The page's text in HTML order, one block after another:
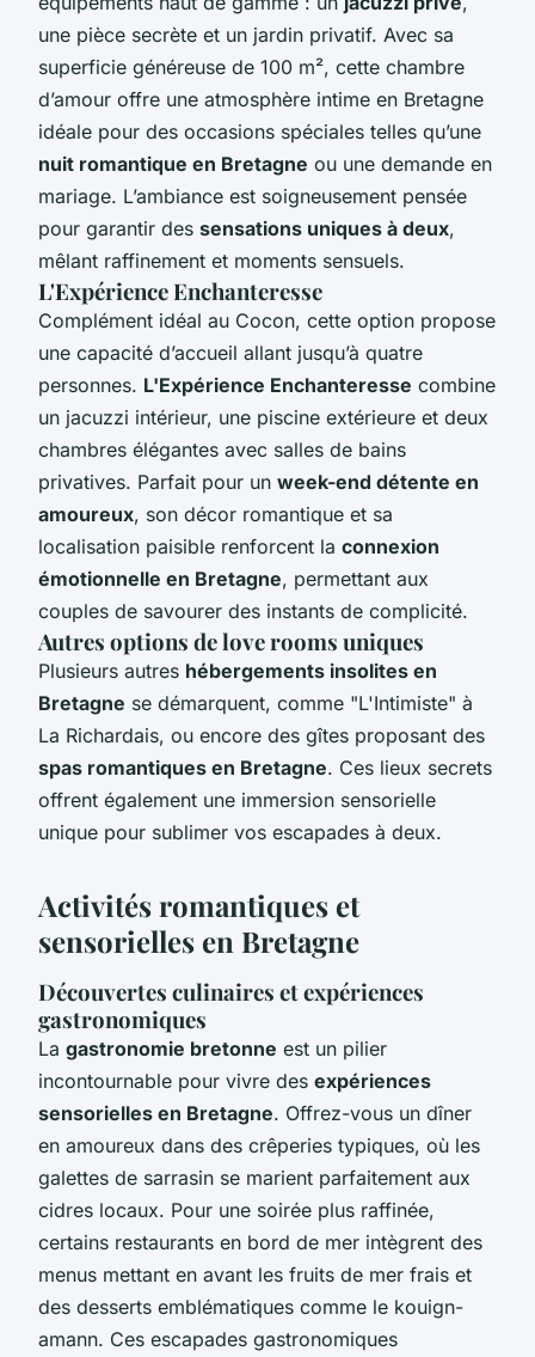
une pièce secrète et un jardin privatif. Avec sa
superficie généreuse de 100 m², cette chambre
d’amour offre une atmosphère intime en Bretagne
idéale pour des occasions spéciales telles qu’une
nuit romantique en Bretagne ou une demande en
mariage. L’ambiance est soigneusement pensée
pour garantir des sensations uniques à deux,
mêlant raffinement et moments sensuels.
L'Expérience Enchanteresse
Complément idéal au Cocon, cette option propose
une capacité d’accueil allant jusqu’à quatre
personnes. L'Expérience Enchanteresse combine
un jacuzzi intérieur, une piscine extérieure et deux
chambres élégantes avec salles de bains
privatives. Parfait pour un week-end détente en
amoureux, son décor romantique et sa
localisation paisible renforcent la connexion
émotionnelle en Bretagne, permettant aux
couples de savourer des instants de complicité.
Autres options de love rooms uniques
Plusieurs autres hébergements insolites en
Bretagne se démarquent, comme "L'Intimiste" à
La Richardais, ou encore des gîtes proposant des
spas romantiques en Bretagne. Ces lieux secrets
offrent également une immersion sensorielle
unique pour sublimer vos escapades à deux.
Activités romantiques et
sensorielles en Bretagne
Découvertes culinaires et expériences
gastronomiques
La gastronomie bretonne est un pilier
incontournable pour vivre des expériences
sensorielles en Bretagne. Offrez-vous un dîner
en amoureux dans des crêperies typiques, où les
galettes de sarrasin se marient parfaitement aux
cidres locaux. Pour une soirée plus raffinée,
certains restaurants en bord de mer intègrent des
menus mettant en avant les fruits de mer frais et
des desserts emblématiques comme le kouign-
amann. Ces escapades gastronomiques